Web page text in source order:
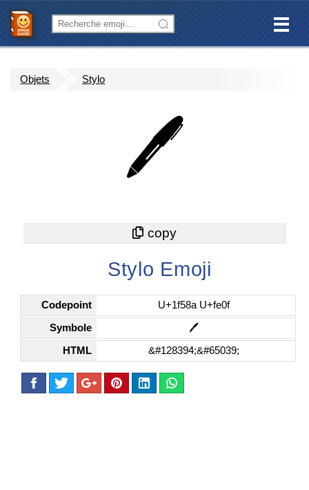
Objets Stylo
🖊️
Stylo Emoji
Codepoint U+1f58a U+fe0f
Symbole 🖊️
HTML &#128394;&#65039;